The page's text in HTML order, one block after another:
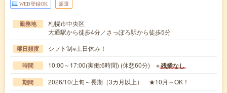
WEB登録OK 派遣
勤務地
札幌市中央区
大通駅から徒歩4分／さっぽろ駅から徒歩5分
曜日頻度 シフト制※土日休み！
時間 10:00～17:00(実働:6時間) (休憩60分) ※残業なし
期間 2026/10/上旬～長期（3カ月以上） ★10月～OK！